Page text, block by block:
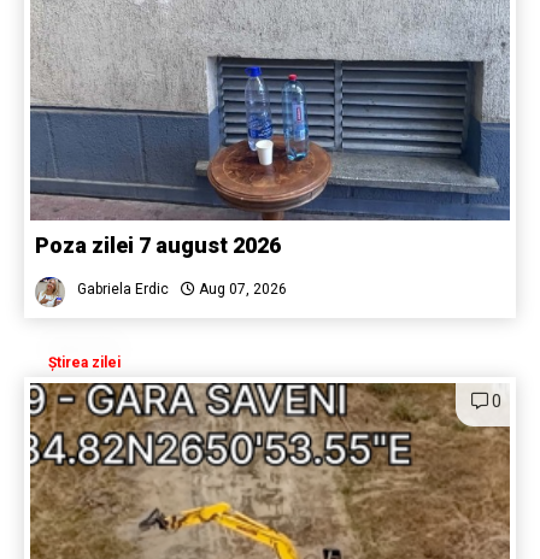
Poza zilei 7 august 2026
Gabriela Erdic Aug 07, 2026
Știrea zilei
0